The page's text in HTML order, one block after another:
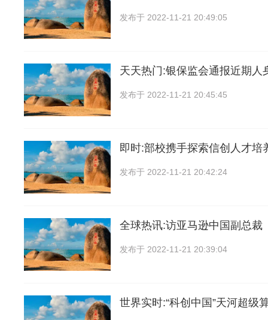
发布于 2022-11-21 20:49:05
天天热门:银保监会通报近期人
发布于 2022-11-21 20:45:45
即时:部校携手探索信创人才培
发布于 2022-11-21 20:42:24
全球热讯:访亚马逊中国副总裁
发布于 2022-11-21 20:39:04
世界实时:“科创中国”天河超级